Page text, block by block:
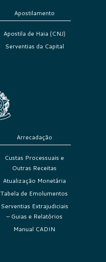
Apostilamento
Apostila de Haia (CNJ)
Serventias da Capital
Arrecadação
Custas Processuais e
Outras Receitas
Atualização Monetária
Tabela de Emolumentos
Serventias Extrajudiciais
– Guias e Relatórios
Manual CADIN